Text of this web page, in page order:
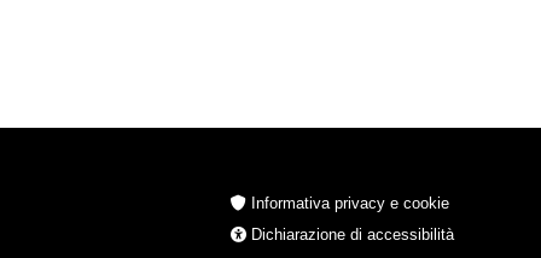
Informativa privacy e cookie
Dichiarazione di accessibilità